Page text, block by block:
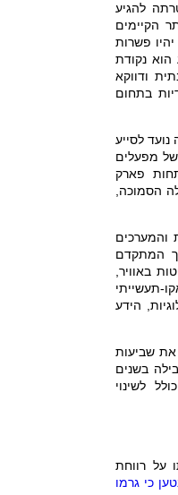
להגיע
הקיימים
פשרות
נקודת
ודווקא
בתחום
נועד לסייע
מפעלים
פארק
הסמוכה,
והמערכים
המתקדם
באוויר,
תעשייתי
הידע
את שביעות
בשנים
לשינוי
על רווחת
כי גרמו